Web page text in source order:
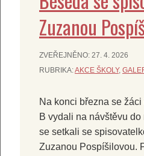
Zuzanou
ZVEŘEJNĚNO: 27. 4. 2026
RUBRIKA:AKCE ŠKOLY,
Na konci března se žáci
B vydali na návštěvu
se setkali se
Zuzanou Pospíšilovou.